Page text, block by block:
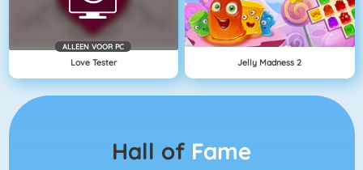
ALLEEN VOOR PC
Love Tester Jelly Madness 2
Hall of Fame